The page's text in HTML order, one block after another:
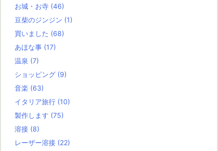
お城・お寺 (46)
豆柴のジンジン (1)
買いました (68)
あほな事 (17)
温泉 (7)
ショッピング (9)
音楽 (63)
イタリア旅行 (10)
製作します (75)
溶接 (8)
レーザー溶接 (22)